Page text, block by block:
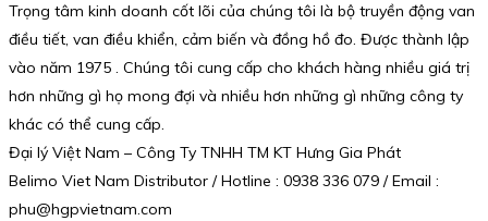
Trọng tâm kinh doanh cốt lõi của chúng tôi là bộ truyền động van
điều tiết, van điều khiển, cảm biến và đồng hồ đo. Được thành lập
vào năm 1975 . Chúng tôi cung cấp cho khách hàng nhiều giá trị
hơn những gì họ mong đợi và nhiều hơn những gì những công ty
khác có thể cung cấp.
Đại lý Việt Nam – Công Ty TNHH TM KT Hưng Gia Phát
Belimo Viet Nam Distributor / Hotline : 0938 336 079 / Email :
phu@hgpvietnam.com